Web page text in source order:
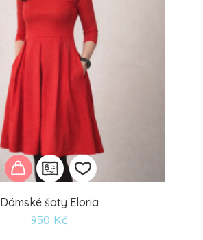
Dámské šaty Eloria
950 Kč